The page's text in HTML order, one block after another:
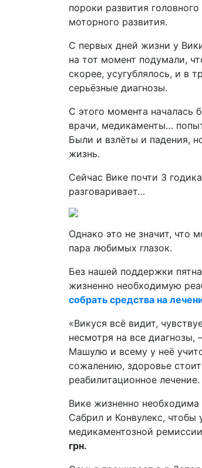
пороки развития
моторного развития.
С первых дней жизни у
на тот момент подумали,
скорее, усугублялось, и в
серьёзные диагнозы.
С этого момента началась
врачи, медикаменты…
Были и взлёты и падения,
жизнь.
Сейчас Вике почти 3
разговаривает…
Однако это не значит, что
пара любимых глазок.
Без нашей поддержки
жизненно необходимую
собрать средства на
«Викуся всё видит,
несмотря на все
Машулю и всему у неё
сожалению, здоровье
реабилитационное
Вике жизненно
Сабрил и Конвулекс, чтобы
медикаментозной
грн.